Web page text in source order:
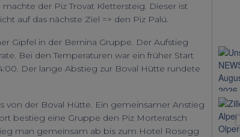
der Piz Trovat Klettersteig. Dieser ist
auf das nächste Ziel => den Piz Palü.
Gipfel in der Bernina Gruppe. Der Aufstieg
Bei den Temperaturen war ein früher Start
Der lange Abstieg zur Boval Hütte rundete
von der Boval Hütte. Ein gemeinsamer Anstieg
bestieg eine Gruppe den Piz Morteratsch
man gemeinsam ab bis zum Hotel Rosegg